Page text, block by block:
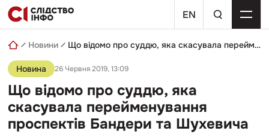
Skip
to
content
EN
пошуковий
запит
Новини Що відомо про суддю, яка скасувала перейменування проспектів Бандери та Шухевича
Новина 26 Червня 2019, 13:09
Що відомо про суддю, яка
скасувала перейменування
проспектів Бандери та Шухевича